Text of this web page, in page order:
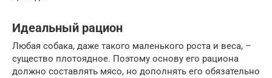
Идеальный рацион
Любая собака, даже такого маленького роста и веса, –
существо плотоядное. Поэтому основу его рациона
должно составлять мясо, но дополнять его обязательно